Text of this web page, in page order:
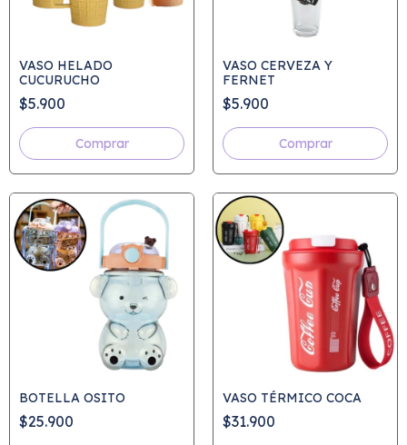
VASO HELADO
CUCURUCHO
$5.900
Comprar
VASO CERVEZA Y
FERNET
$5.900
BOTELLA OSITO
$25.900
VASO TÉRMICO COCA
$31.900